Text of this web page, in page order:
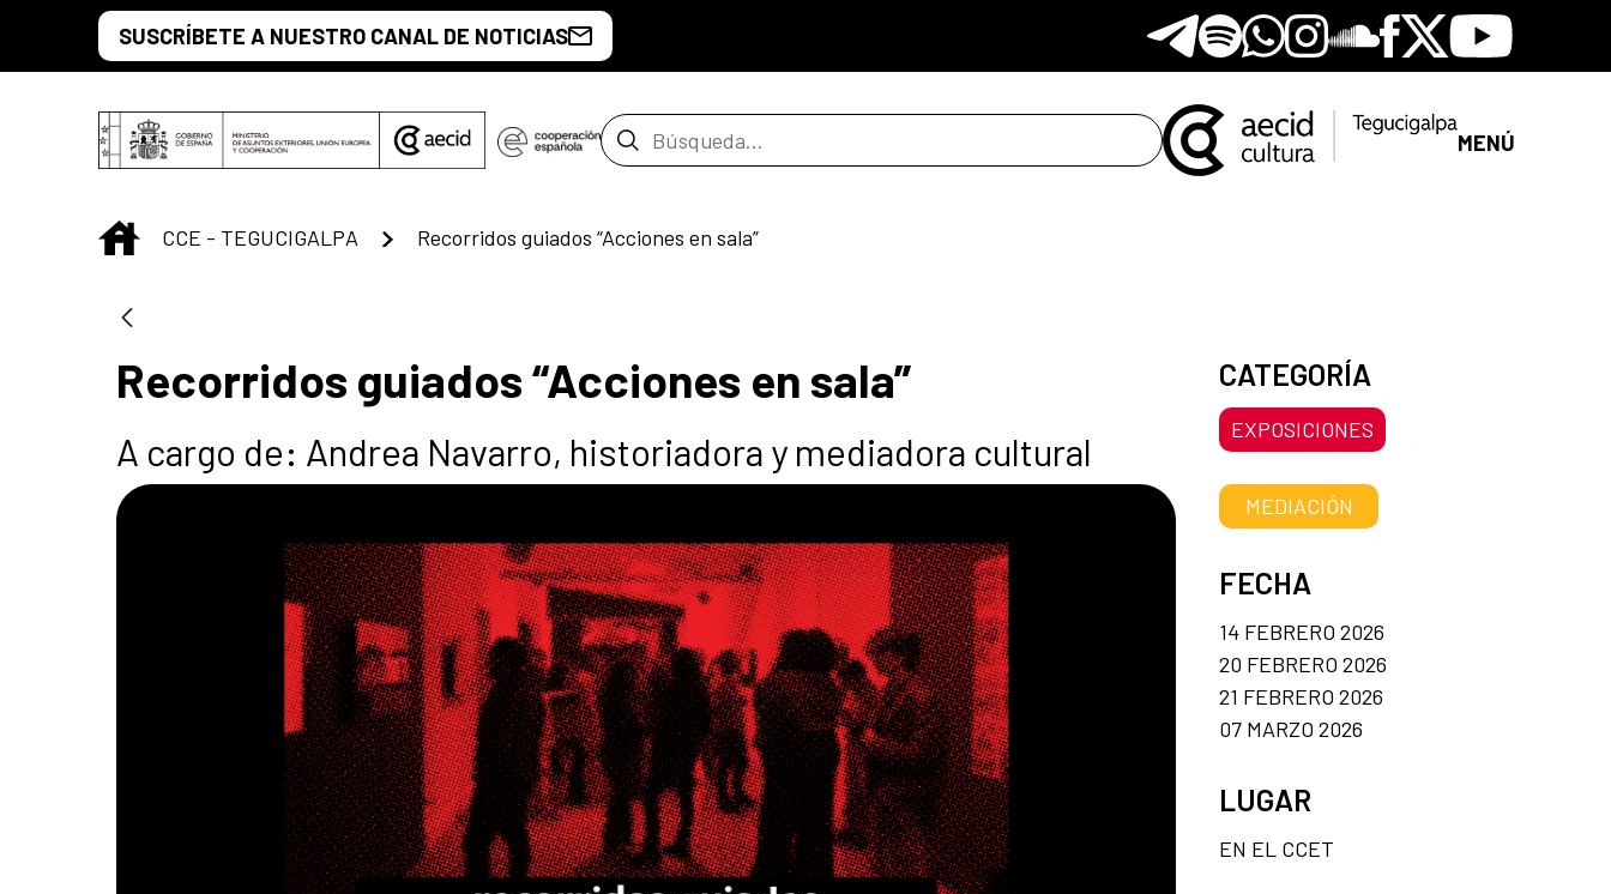
Saltar al contenido principal
SUSCRÍBETE A NUESTRO CANAL DE NOTICIAS Telegram
SpotifyWhatsapp
Instagram
Soundclore
Facebook
X Youtube
Barra de búsqueda MENÚ
INICIO
CCE - TEGUCIGALPA Recorridos guiados “Acciones en sala”
Recorridos guiados “Acciones en sala”
A cargo de: Andrea Navarro, historiadora y mediadora cultural
CATEGORÍA
EXPOSICIONES
MEDIACIÓN
FECHA
14 FEBRERO 2026
20 FEBRERO 2026
21 FEBRERO 2026
07 MARZO 2026
LUGAR
EN EL CCET